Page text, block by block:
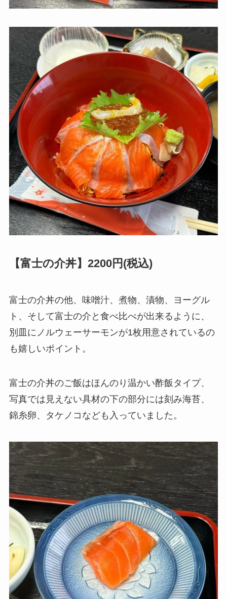
【富士の介丼】2200円(税込)
富士の介丼の他、味噌汁、煮物、漬物、ヨーグル
ト、そして富士の介と食べ比べが出来るように、
別皿にノルウェーサーモンが1枚用意されているの
も嬉しいポイント。
富士の介丼のご飯はほんのり温かい酢飯タイプ、
写真では見えない具材の下の部分には刻み海苔、
錦糸卵、タケノコなども入っていました。